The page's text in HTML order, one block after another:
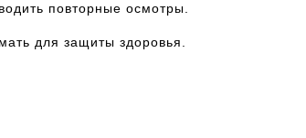
повторные осмотры.
для защиты здоровья.